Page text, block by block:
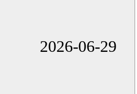
2026-06-29